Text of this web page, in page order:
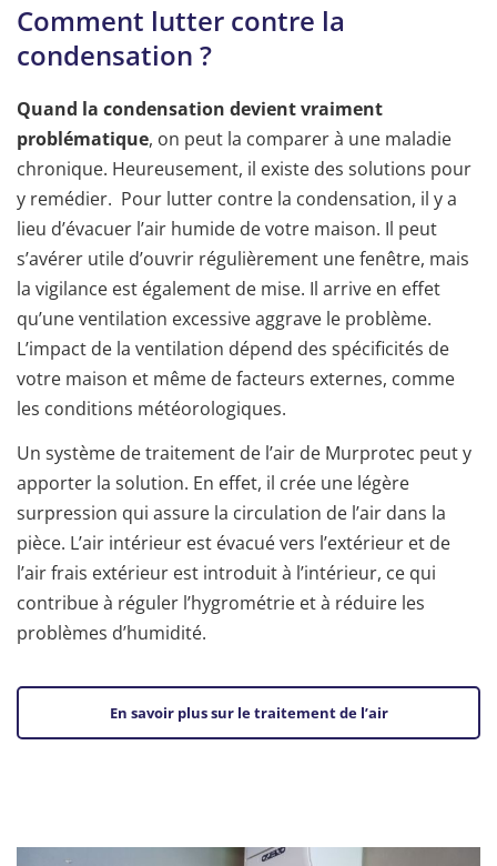
Comment lutter contre la
condensation ?
Quand la condensation devient vraiment
problématique, on peut la comparer à une maladie
chronique. Heureusement, il existe des solutions pour
y remédier. Pour lutter contre la condensation, il y a
lieu d’évacuer l’air humide de votre maison. Il peut
s’avérer utile d’ouvrir régulièrement une fenêtre, mais
la vigilance est également de mise. Il arrive en effet
qu’une ventilation excessive aggrave le problème.
L’impact de la ventilation dépend des spécificités de
votre maison et même de facteurs externes, comme
les conditions météorologiques.
Un système de traitement de l’air de Murprotec peut y
apporter la solution. En effet, il crée une légère
surpression qui assure la circulation de l’air dans la
pièce. L’air intérieur est évacué vers l’extérieur et de
l’air frais extérieur est introduit à l’intérieur, ce qui
contribue à réguler l’hygrométrie et à réduire les
problèmes d’humidité.
En savoir plus sur le traitement de l’air